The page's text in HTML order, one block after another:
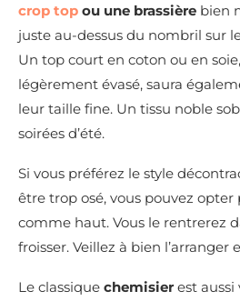
crop top ou une brassière bien
juste au-dessus du nombril sur
Un top court en coton ou en
légèrement évasé, saura
leur taille fine. Un tissu noble
soirées d’été.
Si vous préférez le style
être trop osé, vous pouvez opter
comme haut. Vous le rentrerez
froisser. Veillez à bien l’arranger
Le classique chemisier est aussi